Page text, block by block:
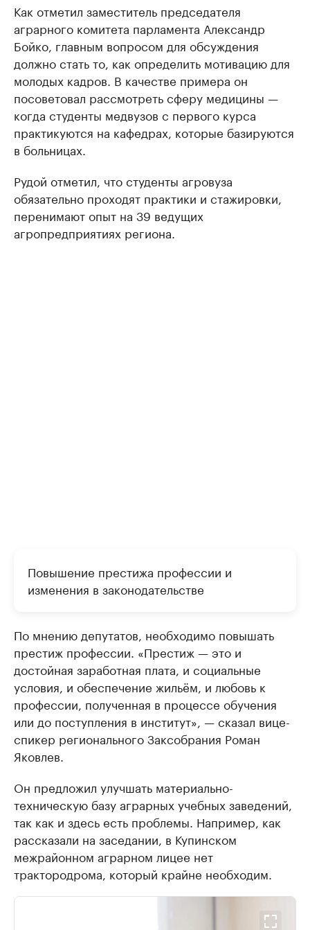
Как отметил заместитель председателя
аграрного комитета парламента Александр
Бойко, главным вопросом для обсуждения
должно стать то, как определить мотивацию для
молодых кадров. В качестве примера он
посоветовал рассмотреть сферу медицины —
когда студенты медвузов с первого курса
практикуются на кафедрах, которые базируются
в больницах.
Рудой отметил, что студенты агровуза
обязательно проходят практики и стажировки,
перенимают опыт на 39 ведущих
агропредприятиях региона.
Повышение престижа профессии и
изменения в законодательстве
По мнению депутатов, необходимо повышать
престиж профессии. «Престиж — это и
достойная заработная плата, и социальные
условия, и обеспечение жильём, и любовь к
профессии, полученная в процессе обучения
или до поступления в институт», — сказал вице-
спикер регионального Заксобрания Роман
Яковлев.
Он предложил улучшать материально-
техническую базу аграрных учебных заведений,
так как и здесь есть проблемы. Например, как
рассказали на заседании, в Купинском
межрайонном аграрном лицее нет
трактородрома, который крайне необходим.